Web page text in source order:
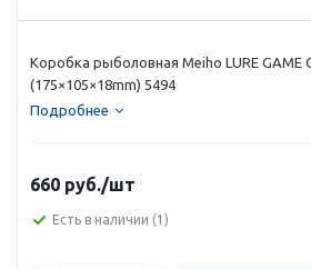
Коробка рыболовная Meiho LURE GAME
(175×105×18mm) 5494
Подробнее
660 руб./шт
Есть в наличии (1)